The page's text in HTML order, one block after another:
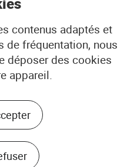
29200 BREST
CONTACT
SITE
contenus adaptés et
de fréquentation, nous
déposer des cookies
appareil.